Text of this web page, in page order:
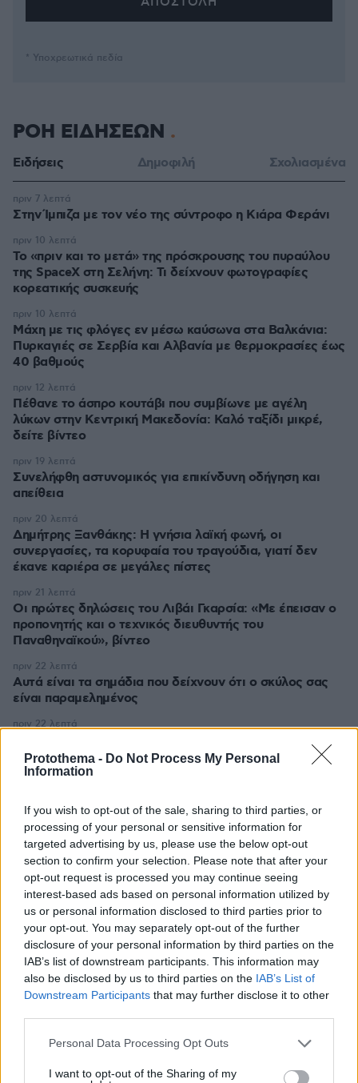
Protothema - Do Not Process My Personal
Information
If you wish to opt-out of the sale, sharing to third parties, or
processing of your personal or sensitive information for
targeted advertising by us, please use the below opt-out
section to confirm your selection. Please note that after your
opt-out request is processed you may continue seeing
interest-based ads based on personal information utilized by
us or personal information disclosed to third parties prior to
your opt-out. You may separately opt-out of the further
disclosure of your personal information by third parties on the
IAB’s list of downstream participants. This information may
also be disclosed by us to third parties on the IAB’s List of
Downstream Participants that may further disclose it to other
Please note that this website/app uses one or more Google
not limited to your visit or usage behaviour. You may click to
Personal Data Processing Opt Outs
I want to opt-out of the Sharing of my
* Υποχρεωτικά πεδία
ΡΟΗ ΕΙΔΗΣΕΩΝ
Ειδήσεις Δημοφιλή Σχολιασμένα
Στην Ίμπιζα με τον νέο της σύντροφο η Κιάρα Φεράνι
πριν 7 λεπτά
Το «πριν και το μετά» της πρόσκρουσης του πυραύλου
της SpaceX στη Σελήνη: Τι δείχνουν φωτογραφίες
κορεατικής συσκευής
πριν 10 λεπτά
Μάχη με τις φλόγες εν μέσω καύσωνα στα Βαλκάνια:
Πυρκαγιές σε Σερβία και Αλβανία με θερμοκρασίες έως
40 βαθμούς
πριν 10 λεπτά
Πέθανε το άσπρο κουτάβι που συμβίωνε με αγέλη
λύκων στην Κεντρική Μακεδονία: Καλό ταξίδι μικρέ,
δείτε βίντεο
πριν 12 λεπτά
Συνελήφθη αστυνομικός για επικίνδυνη οδήγηση και
απείθεια
πριν 19 λεπτά
Δημήτρης Ξανθάκης: Η γνήσια λαϊκή φωνή, οι
συνεργασίες, τα κορυφαία του τραγούδια, γιατί δεν
έκανε καριέρα σε μεγάλες πίστες
πριν 20 λεπτά
Οι πρώτες δηλώσεις του Λιβάι Γκαρσία: «Με έπεισαν ο
προπονητής και ο τεχνικός διευθυντής του
Παναθηναϊκού», βίντεο
πριν 21 λεπτά
Αυτά είναι τα σημάδια που δείχνουν ότι ο σκύλος σας
είναι παραμελημένος
πριν 22 λεπτά
διάρκεια κρουαζιέρας στα Μπαρμπέιντος
πριν 22 λεπτά
πραγματικά
ΔΕΙΤΕ ΟΛΕΣ ΤΙΣ ΕΙΔΗΣΕΙΣ
ΤΑ ΠΙΟ ΔΗΜΟΦΙΛΗ